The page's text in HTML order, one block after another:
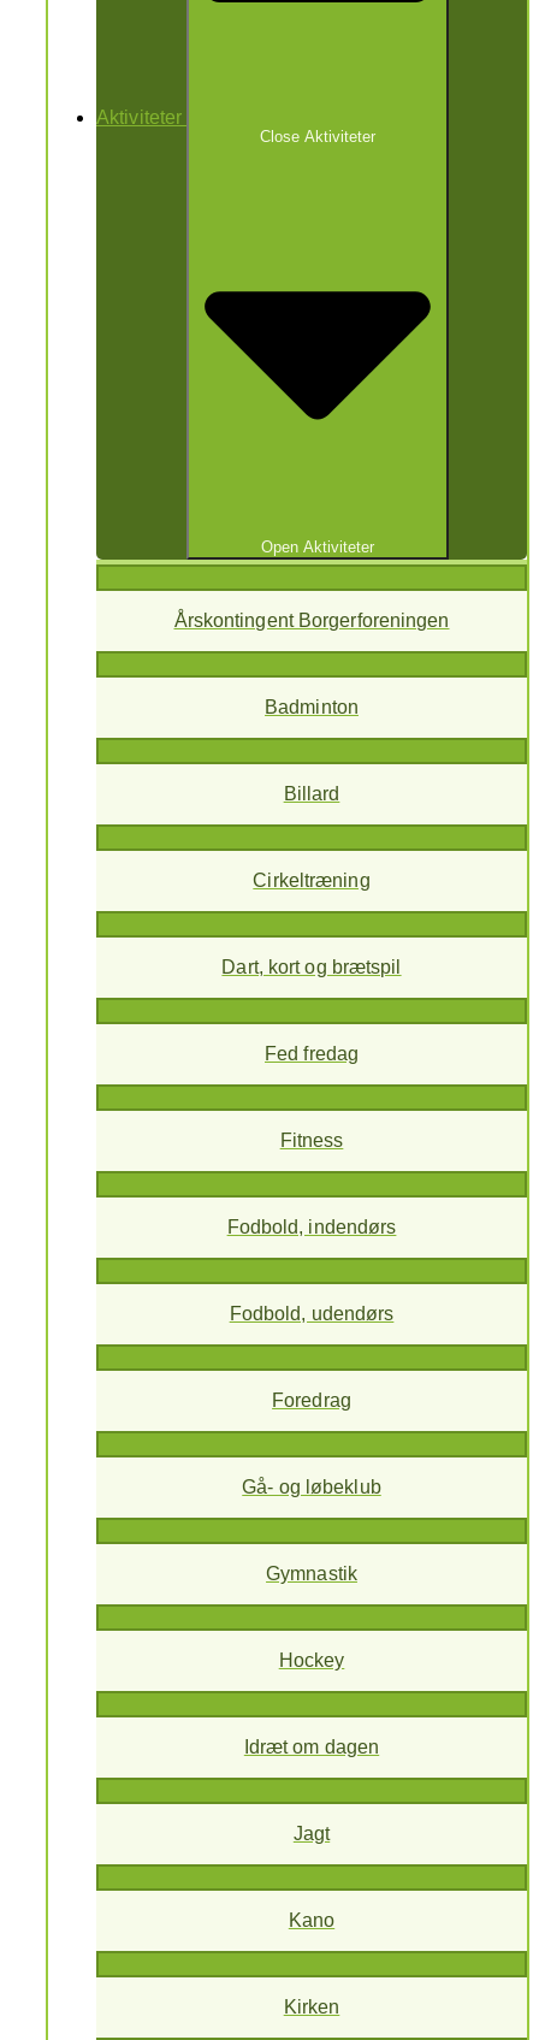
Aktiviteter
Close Aktiviteter
Open Aktiviteter
Årskontingent Borgerforeningen
Badminton
Billard
Cirkeltræning
Dart, kort og brætspil
Fed fredag
Fitness
Fodbold, indendørs
Fodbold, udendørs
Foredrag
Gå- og løbeklub
Gymnastik
Hockey
Idræt om dagen
Jagt
Kano
Kirken